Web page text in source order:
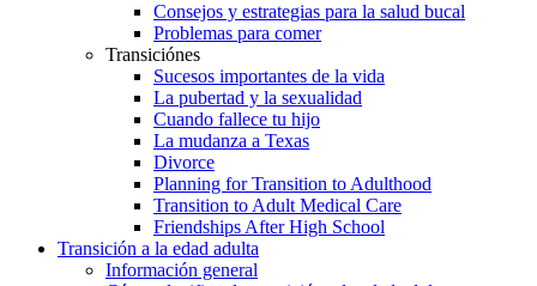
Consejos y estrategias para la salud bucal
Problemas para comer
Transiciónes
Sucesos importantes de la vida
La pubertad y la sexualidad
Cuando fallece tu hijo
La mudanza a Texas
Divorce
Planning for Transition to Adulthood
Transition to Adult Medical Care
Friendships After High School
Transición a la edad adulta
Información general